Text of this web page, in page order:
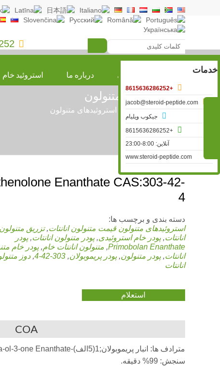

صفحه اصلی درباره ما استروئید خام
استروئیدهای متنولون

»استروئید خام استروئیدهای متنولون
Enanthate CAS:303-42-
4
دسته بندی و برچسب ها:
استروئیدهای متنولون قیمت متنولون انانتات,تزریق متنولون
انانتات, پودر خام استروئیدی, پودر متنولون انانتات, پودر
Primobolan Enanthate
, متنولون انانتات خام, پودر خام
انانتات, پودر متنولون, پودر پریموبولان,
303-42-4
, دوز
انانتات
استعلام
COA
مترادف ها: انبار پریموبولان;1(5الف)-androsten-1beta-methyl-17beta-ol-3-one Enanthate
سنجش: 99% دقیقه.
خدمات

+8615636286252

 جیکوب ویلیام

+8615636286252
آنلاین: 8:00-23:00
www.steroid-peptide.com